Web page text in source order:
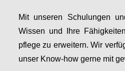
Mit unseren Schulungen
Wissen und Ihre
pflege zu erweitern. Wir
unser Know-how gerne mit